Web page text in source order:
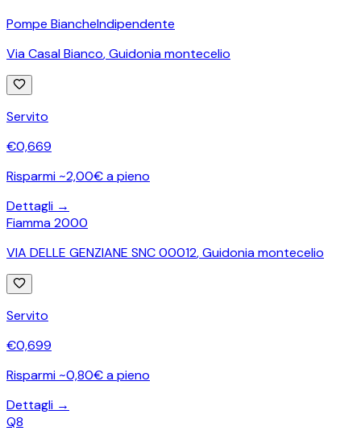
Pompe BiancheIndipendente
Via Casal Bianco,Guidonia montecelio
Servito
€0,669
Risparmi ~2,00€ a pieno
Dettagli →
Fiamma 2000
VIA DELLE GENZIANE SNC 00012,Guidonia montecelio
Servito
€0,699
Risparmi ~0,80€ a pieno
Dettagli →
Q8